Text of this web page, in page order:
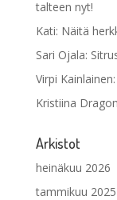
talteen nyt!
Kati: Näitä
Sari Ojala:
Virpi Kainlainen:
Kristiina Dragon
Arkistot
heinäkuu 2026
tammikuu 2025